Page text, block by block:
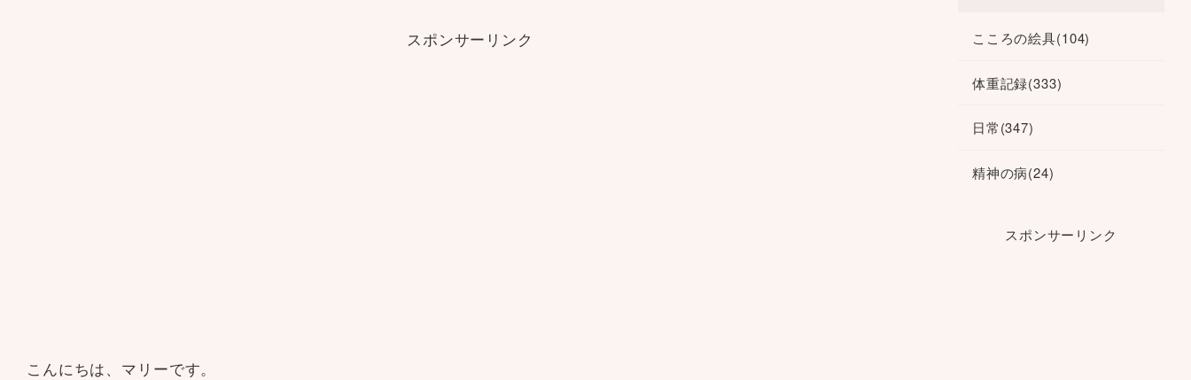
スポンサーリンク
こんにちは、マリーです。
こころの絵具(104)
体重記録(333)
日常(347)
精神の病(24)
スポンサーリンク